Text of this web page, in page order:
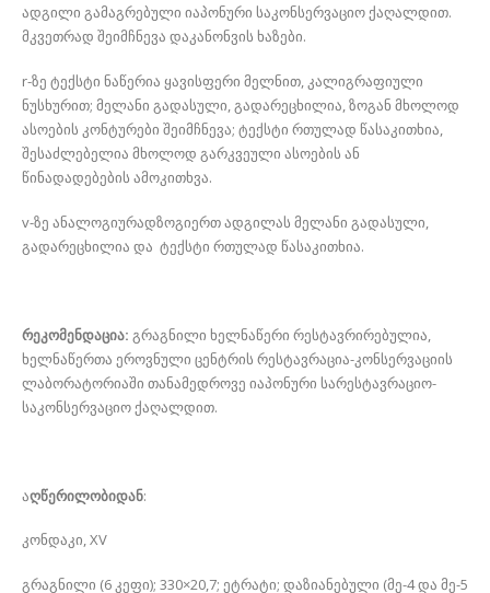
ადგილი გამაგრებული იაპონური საკონსერვაციო ქაღალდით.
მკვეთრად შეიმჩნევა დაკანონვის ხაზები.
r-ზე ტექსტი ნაწერია ყავისფერი მელნით, კალიგრაფიული
ნუსხურით; მელანი გადასული, გადარეცხილია, ზოგან მხოლოდ
ასოების კონტურები შეიმჩნევა; ტექსტი რთულად წასაკითხია,
შესაძლებელია მხოლოდ გარკვეული ასოების ან
წინადადებების ამოკითხვა.
v-ზე ანალოგიურადზოგიერთ ადგილას მელანი გადასული,
გადარეცხილია და ტექსტი რთულად წასაკითხია.
რეკომენდაცია: გრაგნილი ხელნაწერი რესტავრირებულია,
ხელნაწერთა ეროვნული ცენტრის რესტავრაცია-კონსერვაციის
ლაბორატორიაში თანამედროვე იაპონური სარესტავრაციო-
საკონსერვაციო ქაღალდით.
აღწერილობიდან:
კონდაკი, XV
გრაგნილი (6 კეფი); 330×20,7; ეტრატი; დაზიანებული (მე-4 და მე-5